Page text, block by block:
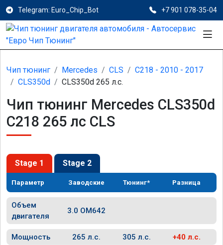
Telegram: Euro_Chip_Bot +7 901 078-35-04
Чип тюнинг Mercedes CLS
C218 - 2010 - 2017
CLS350d
CLS350d 265 л.с.
Чип тюнинг Mercedes CLS350d
C218 265 лс CLS
Stage 1 Stage 2
Параметр Заводские Тюнинг* Разница
Объем
двигателя
3.0 OM642
Мощность 265 л.с. 305 л.с. +40 л.с.